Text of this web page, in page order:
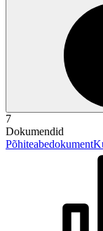
7
Dokumendid
Põhiteabedokument